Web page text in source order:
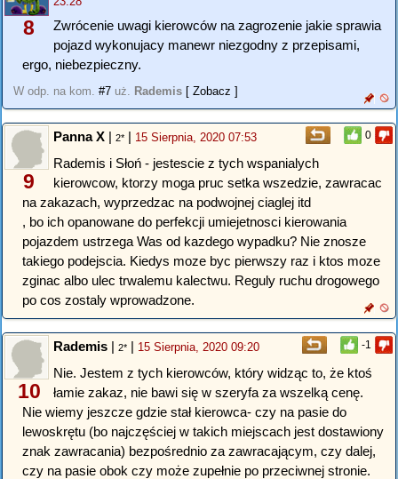
8
Zwrócenie uwagi kierowców na zagrozenie jakie sprawia
pojazd wykonujacy manewr niezgodny z przepisami,
ergo, niebezpieczny.
W odp. na kom. #7 uż. Rademis [ Zobacz ]
0
9
Panna X | 2* | 15 Sierpnia, 2020 07:53
Rademis i Słoń - jestescie z tych wspanialych
kierowcow, ktorzy moga pruc setka wszedzie, zawracac
na zakazach, wyprzedzac na podwojnej ciaglej itd
, bo ich opanowane do perfekcji umiejetnosci kierowania
pojazdem ustrzega Was od kazdego wypadku? Nie znosze
takiego podejscia. Kiedys moze byc pierwszy raz i ktos moze
zginac albo ulec trwalemu kalectwu. Reguly ruchu drogowego
po cos zostaly wprowadzone.
-1
10
Rademis | 2* | 15 Sierpnia, 2020 09:20
Nie. Jestem z tych kierowców, który widząc to, że ktoś
łamie zakaz, nie bawi się w szeryfa za wszelką cenę.
Nie wiemy jeszcze gdzie stał kierowca- czy na pasie do
lewoskrętu (bo najczęściej w takich miejscach jest dostawiony
znak zawracania) bezpośrednio za zawracającym, czy dalej,
czy na pasie obok czy może zupełnie po przeciwnej stronie.